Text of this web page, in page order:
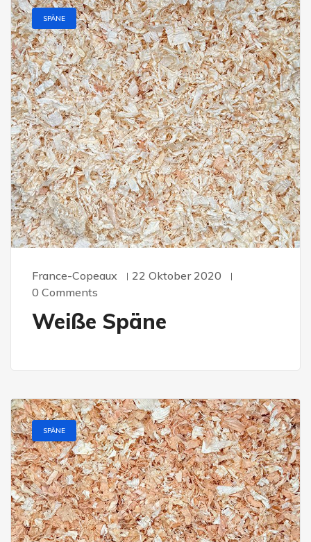
SPÄNE
France-Copeaux
22 Oktober 2020
0 Comments
Weiße Späne
SPÄNE